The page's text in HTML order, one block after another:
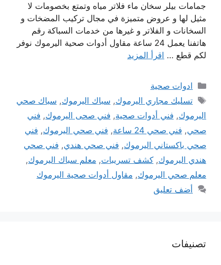
جمامات بيلر سخان ماء فلاتر مياه وتمتع بخصومات لا
مثيل لها و عروض متميزة في مجال تركيب المضخات و
السخانات و الفلاتر و غيرها من خدمات السباكة رقم
هاتفنا يعمل 24 ساعة مقاول أدوات صحية اليرموك نوفر
لكم قطع … اقرأ المزيد
التصنيفات
ادوات صحية
الوسوم
تسليك مجاري اليرموك, سباك اليرموك, سباك صحي
اليرموك, فني أدوات صحية, فني صحى اليرموك, فني
صحي, فني صحي 24 ساعة , فني صحي اليرموك, فني
صحي باكستاني اليرموك, فني صحي هندي, فني صحي
هندي اليرموك, كشف تسريبات, معلم سباك اليرموك,
معلم صحي اليرموك, مقاول أدوات صحية اليرموك
أضف تعليق
تصنيفات